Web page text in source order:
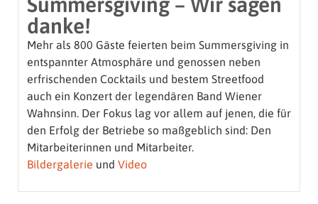
danke!
Mehr als 800 Gäste feierten beim Summersgiving in
entspannter Atmosphäre und genossen neben
erfrischenden Cocktails und bestem Streetfood
auch ein Konzert der legendären Band Wiener
Wahnsinn. Der Fokus lag vor allem auf jenen, die für
den Erfolg der Betriebe so maßgeblich sind: Den
Mitarbeiterinnen und Mitarbeiter.
Bildergalerie und Video